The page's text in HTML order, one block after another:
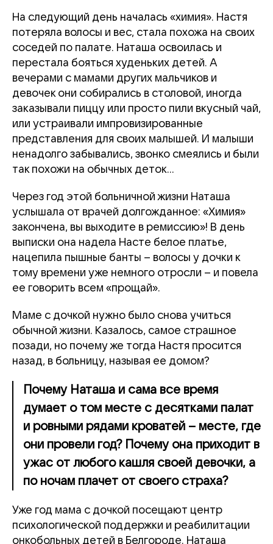
На следующий день началась «химия». Настя
потеряла волосы и вес, стала похожа на своих
соседей по палате. Наташа освоилась и
перестала бояться худеньких детей. А
вечерами с мамами других мальчиков и
девочек они собирались в столовой, иногда
заказывали пиццу или просто пили вкусный чай,
или устраивали импровизированные
представления для своих малышей. И малыши
ненадолго забывались, звонко смеялись и были
так похожи на обычных деток...
Через год этой больничной жизни Наташа
услышала от врачей долгожданное: «Химия»
закончена, вы выходите в ремиссию»! В день
выписки она надела Насте белое платье,
нацепила пышные банты – волосы у дочки к
тому времени уже немного отросли – и повела
ее говорить всем «прощай».
Маме с дочкой нужно было снова учиться
обычной жизни. Казалось, самое страшное
позади, но почему же тогда Настя просится
назад, в больницу, называя ее домом?
Почему Наташа и сама все время
думает о том месте с десятками палат
и ровными рядами кроватей – месте, где
они провели год? Почему она приходит в
ужас от любого кашля своей девочки, а
по ночам плачет от своего страха?
Уже год мама с дочкой посещают центр
психологической поддержки и реабилитации
онкобольных детей в Белгороде. Наташа